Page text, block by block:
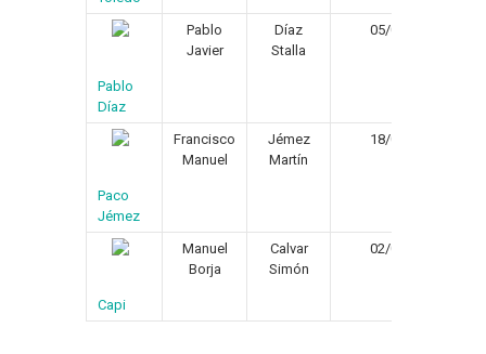
Pablo
Díaz
Pablo
Javier
Díaz
Stalla
05/08/1971
Paco
Jémez
Francisco
Manuel
Jémez
Martín
18/04/1970
Capi
Manuel
Borja
Calvar
Simón
02/04/1981